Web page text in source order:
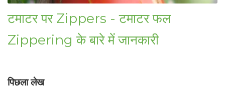
टमाटर पर Zippers - टमाटर फल
Zippering के बारे में जानकारी
पिछला लेख